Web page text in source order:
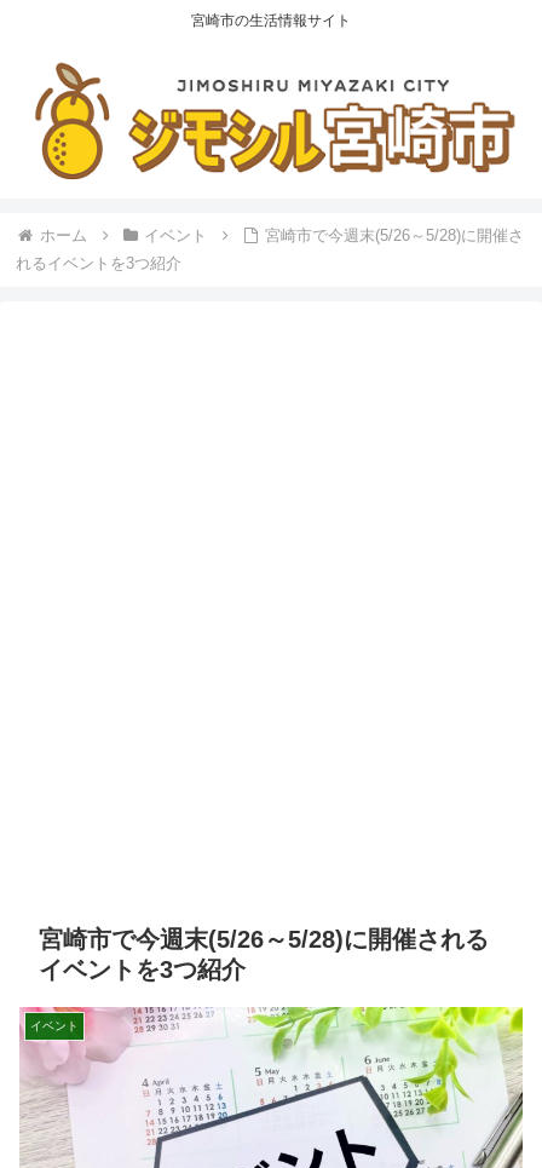
宮崎市の生活情報サイト
ホーム イベント
宮崎市で今週末(5/26～5/28)に開催さ
れるイベントを3つ紹介
宮崎市で今週末(5/26～5/28)に開催される
イベントを3つ紹介
イベント